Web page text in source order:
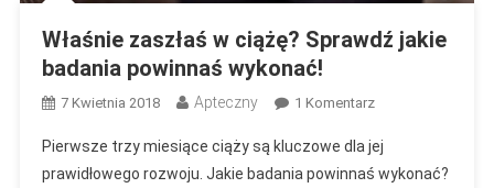
Właśnie zaszłaś w ciążę? Sprawdź jakie
badania powinnaś wykonać!
7 Kwietnia 2018 Apteczny 1 KomentarzDo
Zaszłaś
W
Pierwsze trzy miesiące ciąży są kluczowe dla jej
prawidłowego rozwoju. Jakie badania powinnaś wykonać?